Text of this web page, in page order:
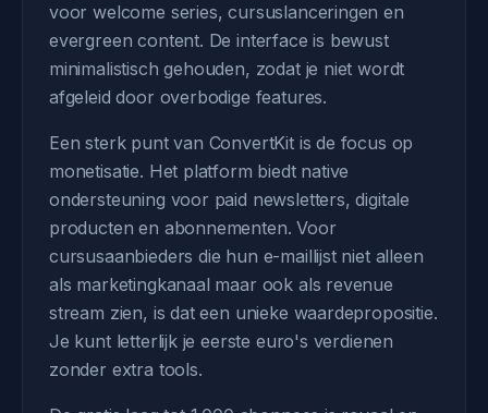
voor welcome series, cursuslanceringen en
evergreen content. De interface is bewust
minimalistisch gehouden, zodat je niet wordt
afgeleid door overbodige features.
Een sterk punt van ConvertKit is de focus op
monetisatie. Het platform biedt native
ondersteuning voor paid newsletters, digitale
producten en abonnementen. Voor
cursusaanbieders die hun e-maillijst niet alleen
als marketingkanaal maar ook als revenue
stream zien, is dat een unieke waardepropositie.
Je kunt letterlijk je eerste euro's verdienen
zonder extra tools.